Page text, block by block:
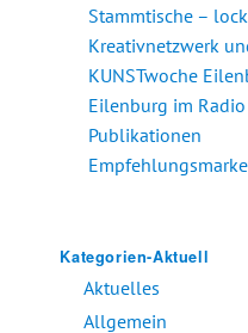
Stammtische –
Kreativnetzwerk
KUNSTwoche
Eilenburg im Radio
Publikationen
Kategorien-Aktuell
Aktuelles
Allgemein